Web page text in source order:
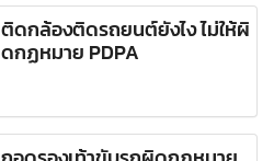
ติดกล้องติดรถยนต์ยังไง ไม่ให้ผิ
ดกฏหมาย PDPA